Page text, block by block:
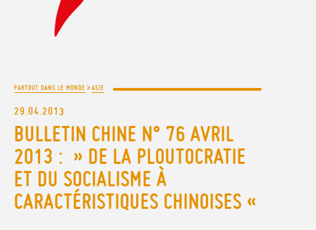
PARTOUT DANS LE MONDE >ASIE
29.04.2013
BULLETIN CHINE N° 76 AVRIL
2013 : » DE LA PLOUTOCRATIE
ET DU SOCIALISME À
CARACTÉRISTIQUES CHINOISES «